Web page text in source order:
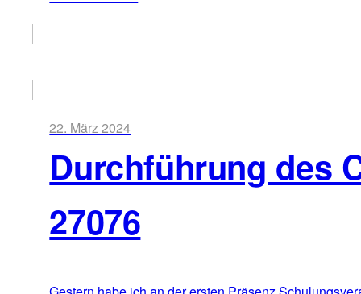
22. März 2024
Durchführung des
27076